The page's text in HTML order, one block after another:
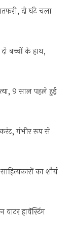
दो घंटे चला
बच्चों के हाथ,
9 साल पहले हुई
गंभीर रूप से
का शौर्य
हार्वेस्टिंग